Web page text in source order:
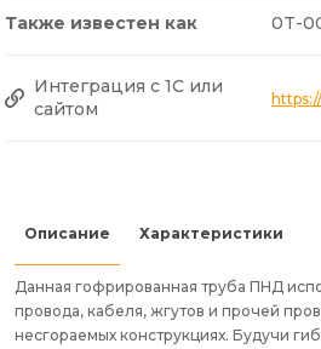
Также известен как 0T-
Интеграция с 1С или
сайтом
Описание Характеристики
Данная гофрированная труба ПНД
провода, кабеля, жгутов и прочей
несгораемых конструкциях. Будучи